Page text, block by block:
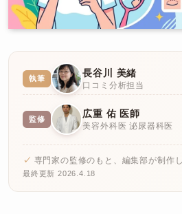
執筆 長谷川 美緒
口コミ分析担当
監修 広重 佑 医師
美容外科医 泌尿器科医
専門家の監修のもと、編集部が制作
最終更新 2026.4.18